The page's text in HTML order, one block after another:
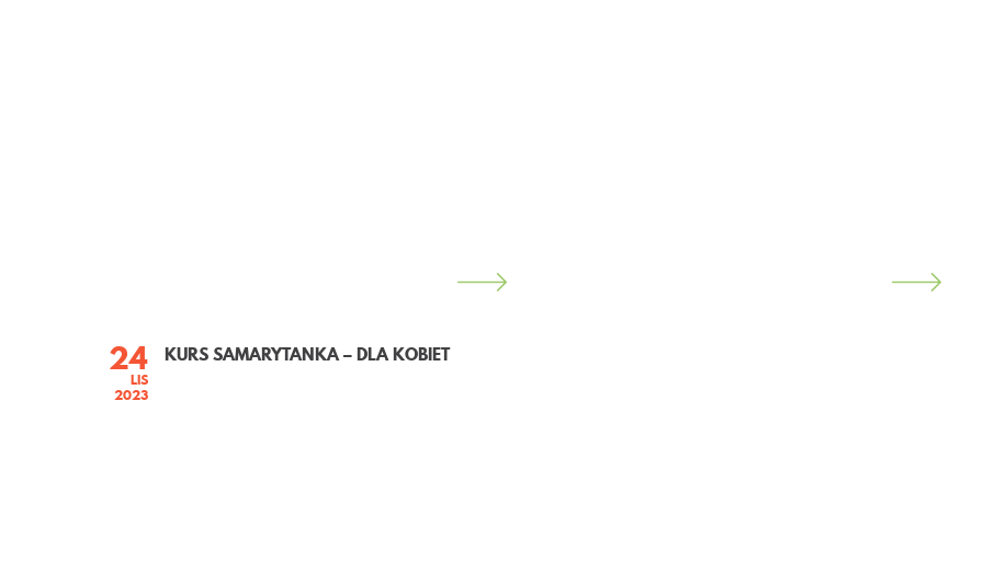
24
LIS
2023
KURS SAMARYTANKA – DLA KOBIET